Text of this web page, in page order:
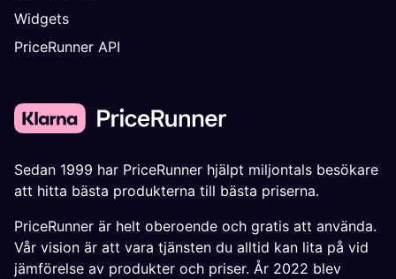
Widgets
PriceRunner API
Sedan 1999 har PriceRunner hjälpt miljontals besökare
att hitta bästa produkterna till bästa priserna.
PriceRunner är helt oberoende och gratis att använda.
Vår vision är att vara tjänsten du alltid kan lita på vid
jämförelse av produkter och priser. År 2022 blev